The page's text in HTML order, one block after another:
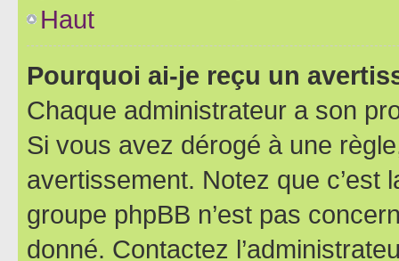
Haut
Pourquoi ai-je reçu un
Chaque administrateur a son
Si vous avez dérogé à une
avertissement. Notez que c’est
groupe phpBB n’est pas
donné. Contactez